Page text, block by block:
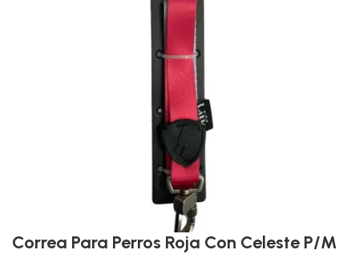
Correa Para Perros Roja Con Celeste P/M